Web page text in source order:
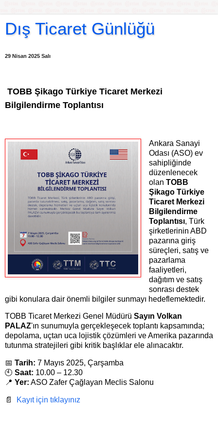
Dış Ticaret Günlüğü
29 Nisan 2025 Salı
TOBB Şikago Türkiye Ticaret Merkezi
Bilgilendirme Toplantısı
Ankara Sanayi
Odası (ASO) ev
sahipliğinde
düzenlenecek
olan TOBB
Şikago Türkiye
Ticaret Merkezi
Bilgilendirme
Toplantısı, Türk
şirketlerinin ABD
pazarına giriş
süreçleri, satış ve
pazarlama
faaliyetleri,
dağıtım ve satış
sonrası destek
gibi konulara dair önemli bilgiler sunmayı hedeflemektedir.
TOBB Ticaret Merkezi Genel Müdürü Sayın Volkan
PALAZ'ın sunumuyla gerçekleşecek toplantı kapsamında;
depolama, uçtan uca lojistik çözümleri ve Amerika pazarında
tutunma stratejileri gibi kritik başlıklar ele alınacaktır.
📅 Tarih: 7 Mayıs 2025, Çarşamba
🕙 Saat: 10.00 – 12.30
📍 Yer: ASO Zafer Çağlayan Meclis Salonu
📄 Kayıt için tıklayınız